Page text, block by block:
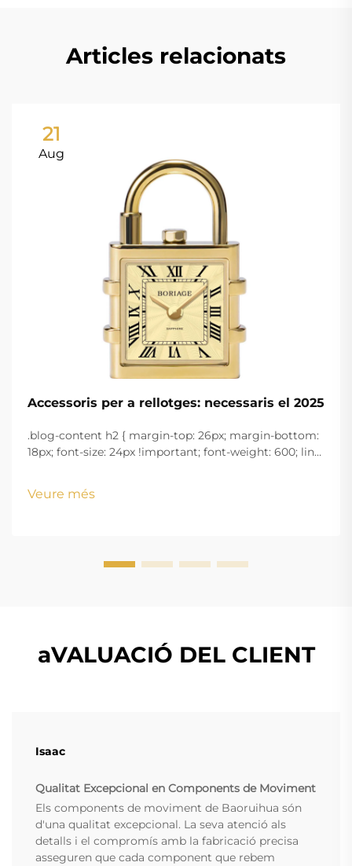
Articles relacionats
21
Aug
Accessoris per a rellotges: necessaris el 2025
.blog-content h2 { margin-top: 26px; margin-bottom:
18px; font-size: 24px !important; font-weight: 600; line-
w...
Veure més
aVALUACIÓ DEL CLIENT
Isaac
Qualitat Excepcional en Components de Moviment
Els components de moviment de Baoruihua són
d'una qualitat excepcional. La seva atenció als
detalls i el compromís amb la fabricació precisa
asseguren que cada component que rebem